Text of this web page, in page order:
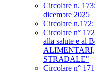
Circolare n.
dicembre 2025
Circolare
Circolare n°
alla salute e al
STRADALE"
Circolare n°